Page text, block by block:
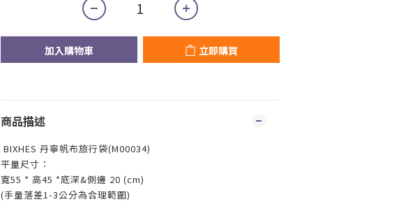
加入購物車 立即購買
商品描述
BIXHES 丹寧帆布旅行袋(M00034)
平量尺寸：
寬55 * 高45 *底深&側邊 20 (cm)
(手量落差1-3公分為合理範圍)